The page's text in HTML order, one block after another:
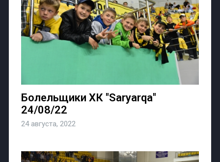
Болельщики ХК "Saryarqa"
24/08/22
24 августа, 2022